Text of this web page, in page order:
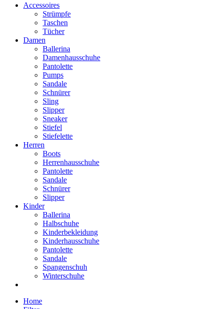
Accessoires
Strümpfe
Taschen
Tücher
Damen
Ballerina
Damenhausschuhe
Pantolette
Pumps
Sandale
Schnürer
Sling
Slipper
Sneaker
Stiefel
Stiefelette
Herren
Boots
Herrenhausschuhe
Pantolette
Sandale
Schnürer
Slipper
Kinder
Ballerina
Halbschuhe
Kinderbekleidung
Kinderhausschuhe
Pantolette
Sandale
Spangenschuh
Winterschuhe
Home